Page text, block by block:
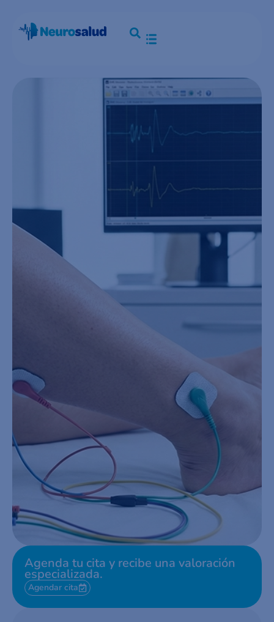
Agenda tu cita y recibe una valoración
especializada.
Agendar cita